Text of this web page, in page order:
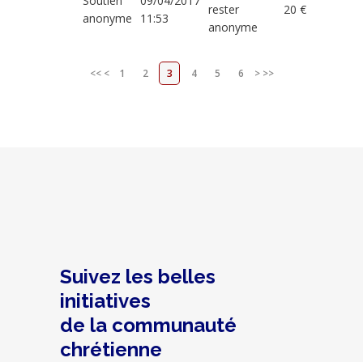
anonyme
11:53
rester
anonyme
20 €
<< < 1 2 3 4 5 6 > >>
Suivez les belles
initiatives
de la communauté
chrétienne